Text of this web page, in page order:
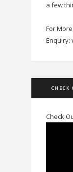
a few
For
Enquiry:
CHECK
Check